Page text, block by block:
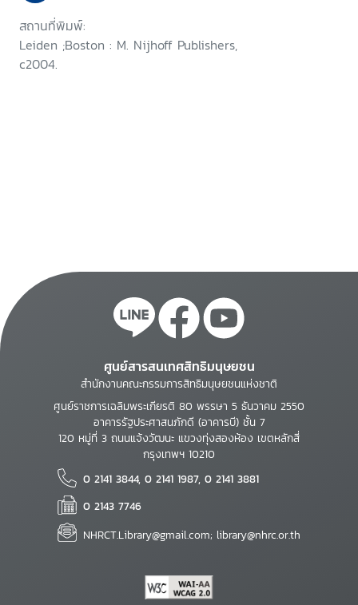
สถานที่พิมพ์:
Leiden ;Boston : M. Nijhoff Publishers,
c2004.
ศูนย์สารสนเทศสิทธิมนุษยชน
สำนักงานคณะกรรมการสิทธิมนุษยชนแห่งชาติ
ศูนย์ราชการเฉลิมพระเกียรติ 80 พรรษา 5 ธันวาคม 2550
อาคารรัฐประศาสนภักดี (อาคารบี) ชั้น 7
120 หมู่ที่ 3 ถนนแจ้งวัฒนะ แขวงทุ่งสองห้อง เขตหลักสี่
กรุงเทพฯ 10210
0 2141 3844, 0 2141 1987, 0 2141 3881
0 2143 7746
NHRCT.Library@gmail.com; library@nhrc.or.th